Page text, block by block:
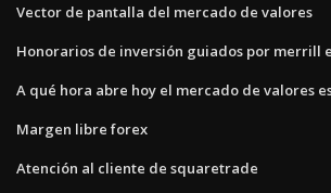
Vector de pantalla del mercado de valores
Honorarios de inversión guiados por merrill
A qué hora abre hoy el mercado de valores
Margen libre forex
Atención al cliente de squaretrade